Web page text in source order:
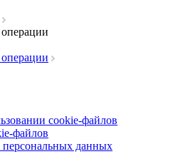
cookie-файлов
файлов
персональных данных